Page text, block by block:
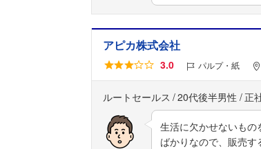
アピカ株式会社
3.0 パルプ・紙
ルートセールス 20代後半男性 正
生活に欠かせないも
ばかりなので、販売